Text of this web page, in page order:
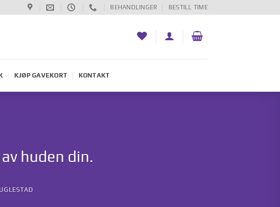
BEHANDLINGER BESTILL TIME
KJØP GAVEKORT KONTAKT
huden din.